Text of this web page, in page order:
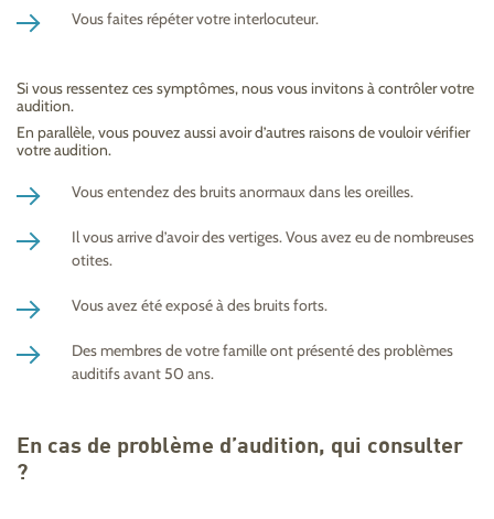
Vous faites répéter votre interlocuteur.
Si vous ressentez ces symptômes, nous vous invitons à contrôler votre
audition.
En parallèle, vous pouvez aussi avoir d’autres raisons de vouloir vérifier
votre audition.
Vous entendez des bruits anormaux dans les oreilles.
Il vous arrive d’avoir des vertiges. Vous avez eu de nombreuses
otites.
Vous avez été exposé à des bruits forts.
Des membres de votre famille ont présenté des problèmes
auditifs avant 50 ans.
En cas de problème d’audition, qui consulter
?